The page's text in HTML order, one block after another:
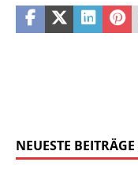
NEUESTE BEITRÄGE